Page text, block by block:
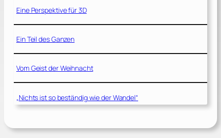
Eine Perspektive für 3D
Ein Teil des Ganzen
Vom Geist der Weihnacht
„Nichts ist so beständig wie der Wandel“